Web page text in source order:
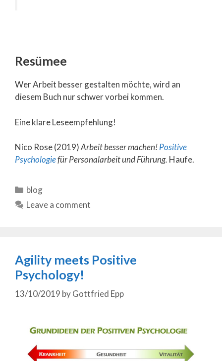
Resümee
Wer Arbeit besser gestalten möchte, wird an
diesem Buch nur schwer vorbei kommen.
Eine klare Leseempfehlung!
Nico Rose (2019)Arbeit besser machen!Positive
Psychologiefür Personalarbeit und Führung. Haufe.
Categories
blog
Leave a comment
Agility meets Positive
Psychology!
13/10/2019 byGottfried Epp